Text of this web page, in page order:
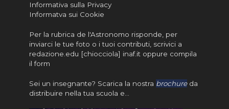
Informativa sulla Privacy
Informatva sui Cookie
Per la rubrica de l'Astronomo risponde, per
inviarci le tue foto o i tuoi contributi, scrivici a
redazione.edu [chiocciola] inaf.it oppure compila
il form
Sei un insegnante? Scarica la nostra brochureda
distribuire nella tua scuola e…